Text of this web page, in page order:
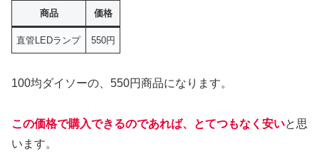
商品 価格
直管LEDランプ 550円
100均ダイソーの、550円商品になります。
この価格で購入できるのであれば、とてつもなく安いと思
います。